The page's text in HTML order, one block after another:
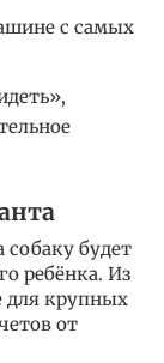
с самых
будет
ребёнка. Из
для крупных
от